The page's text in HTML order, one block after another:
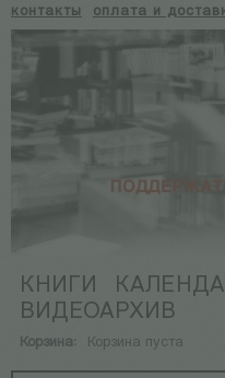
контакты оплата и
КНИГИ
ВИДЕОАРХИВ
Корзина: Корзина пуста